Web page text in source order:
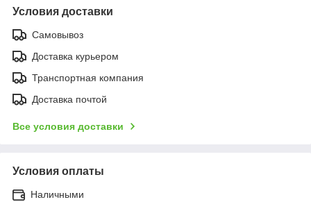
Условия доставки
Самовывоз
Доставка курьером
Транспортная компания
Доставка почтой
Все условия доставки
Условия оплаты
Наличными